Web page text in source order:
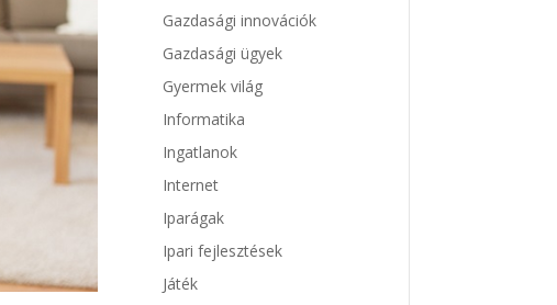
Gazdasági innovációk
Gazdasági ügyek
Gyermek világ
Informatika
Ingatlanok
Internet
Iparágak
Ipari fejlesztések
Játék